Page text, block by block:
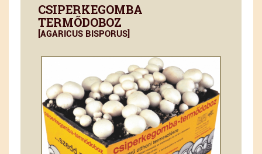
CSIPERKEGOMBA
TERMŐDOBOZ
[AGARICUS BISPORUS]